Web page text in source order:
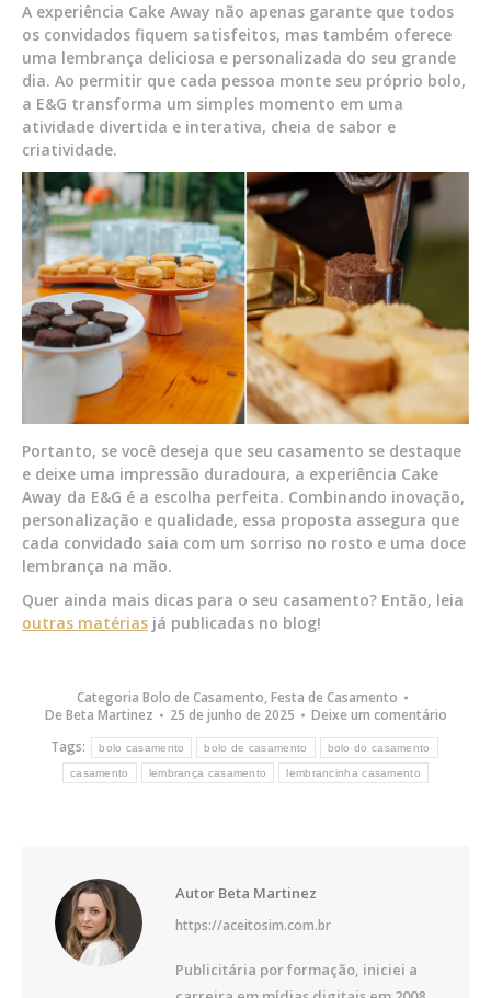
A experiência Cake Away não apenas garante que todos
os convidados fiquem satisfeitos, mas também oferece
uma lembrança deliciosa e personalizada do seu grande
dia. Ao permitir que cada pessoa monte seu próprio bolo,
a E&G transforma um simples momento em uma
atividade divertida e interativa, cheia de sabor e
criatividade.
Portanto, se você deseja que seu casamento se destaque
e deixe uma impressão duradoura, a experiência Cake
Away da E&G é a escolha perfeita. Combinando inovação,
personalização e qualidade, essa proposta assegura que
cada convidado saia com um sorriso no rosto e uma doce
lembrança na mão.
Quer ainda mais dicas para o seu casamento? Então, leia
outras matérias já publicadas no blog!
Categoria Bolo de Casamento,Festa de Casamento
De Beta Martinez 25 de junho de 2025
Deixe um comentário
Tags:
bolo casamento bolo de casamento bolo do casamento
casamento lembrança casamento lembrancinha casamento
Autor Beta Martinez
https://aceitosim.com.br
Publicitária por formação, iniciei a